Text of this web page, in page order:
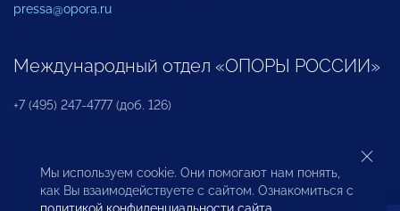
pressa@opora.ru
Международный отдел «ОПОРЫ РОССИИ»
+7 (495) 247-4777 (доб. 126)
Бюро по защите прав предпринимателей и
инвесторов
Мы используем cookie. Они помогают нам понять,
как Вы взаимодействуете с сайтом. Ознакомиться с
политикой конфиденциальности сайта